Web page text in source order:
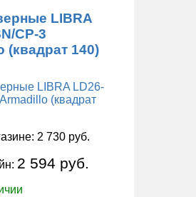
LIBRA
CP-3
(квадрат 140)
2 730 руб.
2 594 руб.